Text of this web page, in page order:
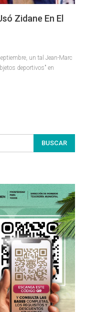
Zidane En El
un tal Jean-Marc
deportivos" en